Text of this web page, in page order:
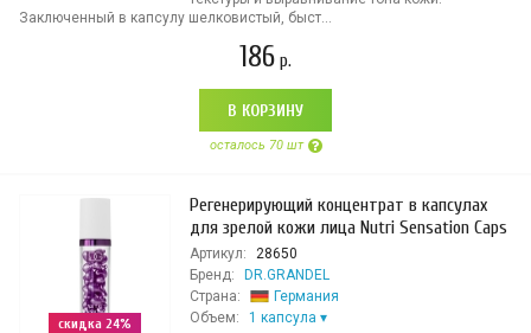
Заключенный в капсулу шелковистый, быст...
186 р.
В КОРЗИНУ
осталось 70 шт
скидка 24%
Регенерирующий концентрат в капсулах
для зрелой кожи лица Nutri Sensation Caps
Артикул:
28650
Бренд:
DR.GRANDEL
Страна:
Германия
Объем:
1 капсула